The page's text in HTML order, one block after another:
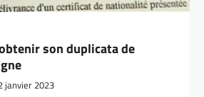
son duplicata de
janvier 2023